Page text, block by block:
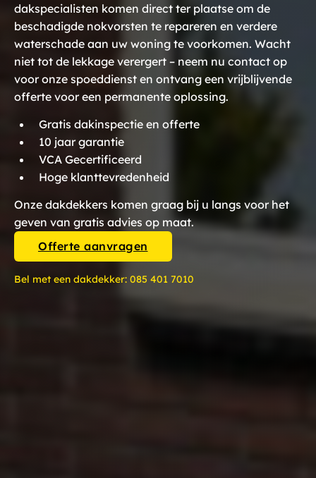
dakspecialisten komen direct ter plaatse om de
beschadigde nokvorsten te repareren en verdere
waterschade aan uw woning te voorkomen. Wacht
niet tot de lekkage verergert – neem nu contact op
voor onze spoeddienst en ontvang een vrijblijvende
offerte voor een permanente oplossing.
Gratis dakinspectie en offerte
10 jaar garantie
VCA Gecertificeerd
Hoge klanttevredenheid
Onze dakdekkers komen graag bij u langs voor het
geven van gratis advies op maat.
Offerte aanvragen
Bel met een dakdekker: 085 401 7010